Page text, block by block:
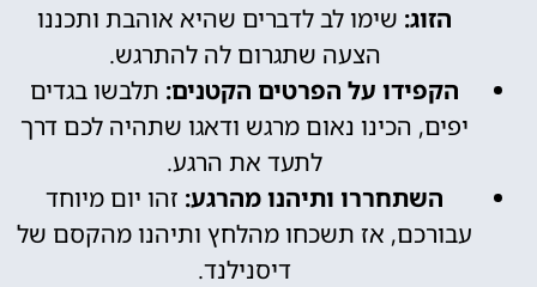
הזוג: שימו לב לדברים שהיא אוהבת ותכננו
הצעה שתגרום לה להתרגש.
הקפידו על הפרטים הקטנים: תלבשו בגדים
יפים, הכינו נאום מרגש ודאגו שתהיה לכם דרך
לתעד את הרגע.
השתחררו ותיהנו מהרגע: זהו יום מיוחד
עבורכם, אז תשכחו מהלחץ ותיהנו מהקסם של
דיסנילנד.